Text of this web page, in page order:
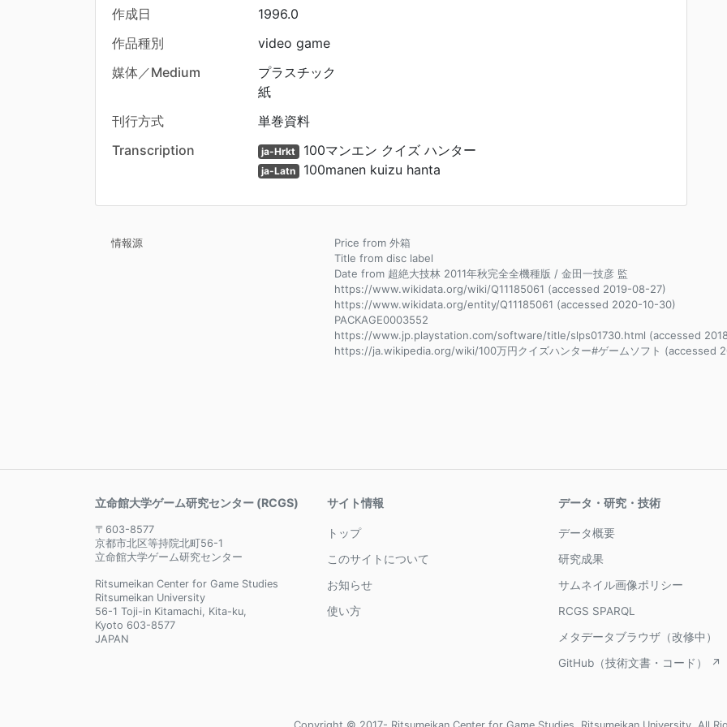
作成日
1996.0
作品種別
video game
媒体／Medium
プラスチック
紙
刊行方式
単巻資料
Transcription
ja-Hrkt 100マンエン クイズ ハンター
ja-Latn 100manen kuizu hanta
情報源
Price from 外箱
Title from disc label
Date from 超絶大技林 2011年秋完全全機種版 / 金田一技彦 監
https://www.wikidata.org/wiki/Q11185061 (accessed 2019-08-27)
https://www.wikidata.org/entity/Q11185061 (accessed 2020-10-30)
PACKAGE0003552
https://www.jp.playstation.com/software/title/slps01730.html (accessed
https://ja.wikipedia.org/wiki/100万円クイズハンター#ゲームソフト (accessed
立命館大学ゲーム研究センター (RCGS)
〒603-8577
京都市北区等持院北町56-1
立命館大学ゲーム研究センター
Ritsumeikan Center for Game Studies
Ritsumeikan University
56-1 Toji-in Kitamachi, Kita-ku,
Kyoto 603-8577
JAPAN
サイト情報
トップ
このサイトについて
お知らせ
使い方
データ・研究・技術
データ概要
研究成果
サムネイル画像ポリシー
RCGS SPARQL
メタデータブラウザ（改修中）
GitHub（技術文書・コード） ↗